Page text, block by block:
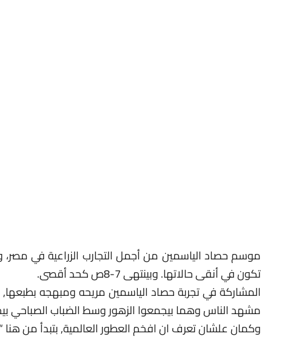
موسم حصاد الياسمين من أجمل التجارب الزراعية في مصر،
تكون في أنقى حالاتها. وبينتهى 7-8ص كحد أقصى.
المشاركة في تجربة حصاد الياسمين مريحه ومبهجه
مشهد الناس وهما بيجمعوا الزهور وسط الضباب الصباحي
وكمان علشان تعرف ان افخم العطور العالمية, بتبدأ من هنا